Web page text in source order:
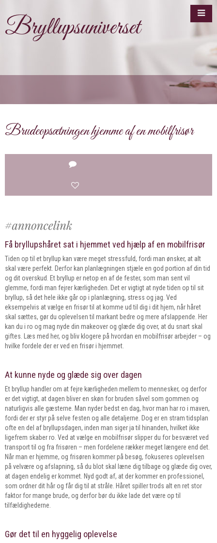
Bryllupsuniverset
Brudeopsætningen hjemme af en mobilfrisør
Få bryllupshåret sat i hjemmet ved hjælp af en mobilfrisør
Tiden op til et bryllup kan være meget stressfuld, fordi man ønsker, at alt
skal være perfekt. Derfor kan planlægningen stjæle en god portion af din tid
og dit overskud. Et bryllup er netop en af de fester, som man sent vil
glemme, fordi man fejrer kærligheden. Det er vigtigt at nyde tiden op til sit
bryllup, så det hele ikke går op i planlægning, stress og jag. Ved
eksempelvis at vælge en frisør til at komme ud til dig i dit hjem, når håret
skal sættes, gør du oplevelsen til markant bedre og mere afslappende. Her
kan du i ro og mag nyde din makeover og glæde dig over, at du snart skal
giftes. Læs med her, og bliv klogere på hvordan en mobilfrisør arbejder – og
hvilke fordele der er ved en frisør i hjemmet.
At kunne nyde og glæde sig over dagen
Et bryllup handler om at fejre kærligheden mellem to mennesker, og derfor
er det vigtigt, at dagen bliver en skøn for bruden såvel som gommen og
naturligvis alle gæsterne. Man nyder bedst en dag, hvor man har ro i maven,
fordi der er styr på selve festen og alle detaljerne. Dog er en stram tidsplan
ofte en del af bryllupsdagen, inden man siger ja til hinanden, hvilket ikke
ligefrem skaber ro. Ved at vælge en mobilfrisør slipper du for besværet ved
transport til og fra frisøren – men fordelene rækker meget længere end det.
Når man er hjemme, og frisøren kommer på besøg, fokuseres oplevelsen
på velvære og afslapning, så du blot skal læne dig tilbage og glæde dig over,
at dagen endelig er kommet. Nyd godt af, at der kommer en professionel,
som ordner dit hår og får dig til at stråle. Håret spiller trods alt en ret stor
faktor for mange brude, og derfor bør du ikke lade det være op til
tilfældighederne.
Gør det til en hyggelig oplevelse